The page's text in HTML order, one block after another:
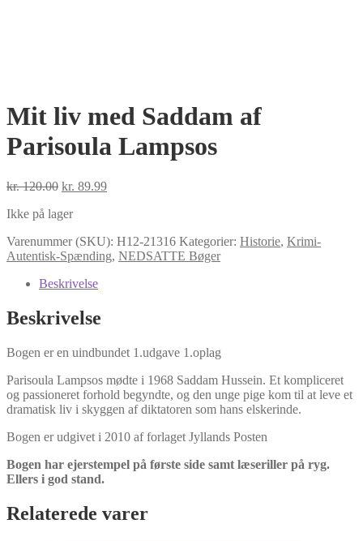
Mit liv med Saddam af
Parisoula Lampsos
kr.120.00 Den
pris
kr. 120.00.
kr. 89.99Den
kr. 89.99.
Ikke på lager
Varenummer (SKU): H12-21316 Kategorier: Historie, Krimi-
Autentisk-Spænding, NEDSATTE Bøger
Beskrivelse
Beskrivelse
Bogen er en uindbundet 1.udgave 1.oplag
Parisoula Lampsos mødte i 1968 Saddam Hussein. Et kompliceret
og passioneret forhold begyndte, og den unge pige kom til at leve et
dramatisk liv i skyggen af diktatoren som hans elskerinde.
Bogen er udgivet i 2010 af forlaget Jyllands Posten
Bogen har ejerstempel på første side samt læseriller på ryg.
Ellers i god stand.
Relaterede varer